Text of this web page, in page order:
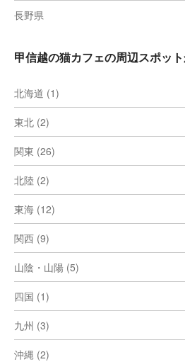
長野県
甲信越の猫カフェの周辺スポッ
北海道 (1)
東北 (2)
関東 (26)
北陸 (2)
東海 (12)
関西 (9)
山陰・山陽 (5)
四国 (1)
九州 (3)
沖縄 (2)